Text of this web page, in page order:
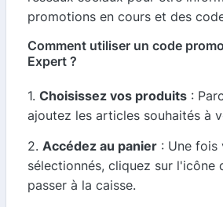
promotions en cours et des
Comment utiliser un code
Expert ?
1. Choisissez vos produits :
ajoutez les articles souhaités à
2. Accédez au panier : Une fois
sélectionnés, cliquez sur l'icône
passer à la caisse.